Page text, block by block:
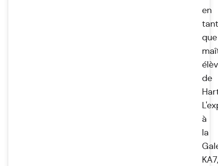
en
tant
que
de
à
la
KA7,